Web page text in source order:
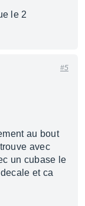
le 2
#5
au bout
avec
un cubase le
et ca